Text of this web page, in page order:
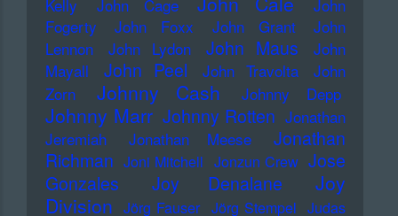
Kelly
John Cage
John
Fogerty
John Foxx John Grant
John
Lennon
John Lydon John Maus
John
Mayall
John Peel John Travolta
John
Zorn
Johnny Cash Johnny Depp
Johnny Marr Johnny Rotten Jonathan
Jeremiah
Jonathan Meese
Jonathan
Richman Joni Mitchell Jonzun Crew Jose
Gonzales
Joy Denalane
Joy
Division Jörg Fauser Jörg Stempel Judas